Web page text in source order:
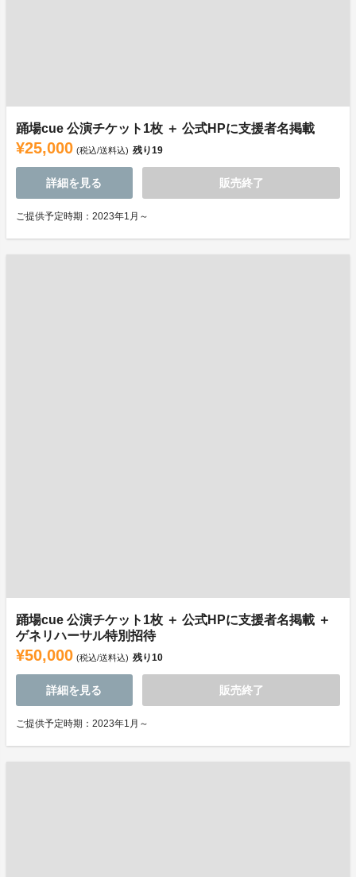
踊場cue 公演チケット1枚 ＋ 公式HPに支援者名掲載
¥25,000 (税込/送料込) 残り19
詳細を見る 販売終了
ご提供予定時期：2023年1月～
踊場cue 公演チケット1枚 ＋ 公式HPに支援者名掲載 ＋
ゲネリハーサル特別招待
¥50,000 (税込/送料込) 残り10
詳細を見る 販売終了
ご提供予定時期：2023年1月～